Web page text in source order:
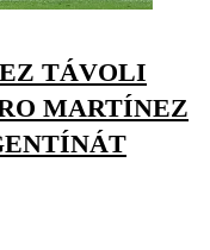
TÁVOLI
MARTÍNEZ